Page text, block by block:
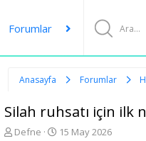
Forumlar
Anasayfa Forumlar
Silah ruhsatı için ilk
K
Defne
B15 May 2026